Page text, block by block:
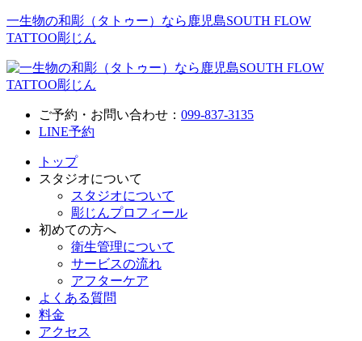
一生物の和彫（タトゥー）なら鹿児島SOUTH FLOW
TATTOO彫じん
ご予約・お問い合わせ： 099-837-3135
LINE予約
トップ
スタジオについて
スタジオについて
彫じんプロフィール
初めての方へ
衛生管理について
サービスの流れ
アフターケア
よくある質問
料金
アクセス